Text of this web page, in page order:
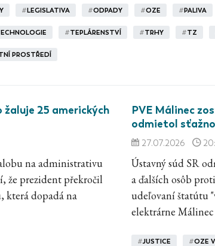
#LEGISLATIVA #ODPADY #OZE #PALIVA
#TEPLÁRENSTVÍ #TRHY #TZ
PROSTŘEDÍ
žaluje 25 amerických
na administrativu
že prezident překročil
která dopadá na
PVE Málinec
odmietol
27.07.2026
Ústavný súd SR
a ďalších osôb
udeľovaní štatútu
elektrárne Málinec
#JUSTICE #OZE